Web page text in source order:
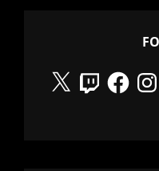
X
TwitchFacebook